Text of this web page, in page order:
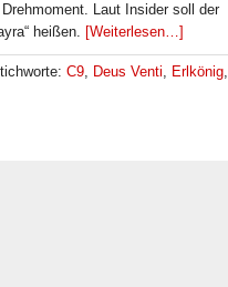
Laut Insider soll der
heißen. [Weiterlesen…]
C9, Deus Venti, Erlkönig,